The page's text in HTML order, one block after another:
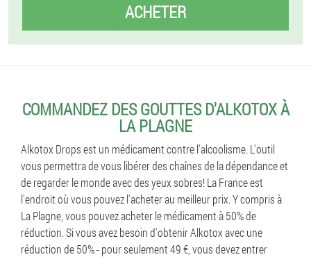
ACHETER
COMMANDEZ DES GOUTTES D'ALKOTOX À
LA PLAGNE
Alkotox Drops est un médicament contre l'alcoolisme. L'outil
vous permettra de vous libérer des chaînes de la dépendance et
de regarder le monde avec des yeux sobres! La France est
l'endroit où vous pouvez l'acheter au meilleur prix. Y compris à
La Plagne, vous pouvez acheter le médicament à 50% de
réduction. Si vous avez besoin d'obtenir Alkotox avec une
réduction de 50% - pour seulement 49 €, vous devez entrer